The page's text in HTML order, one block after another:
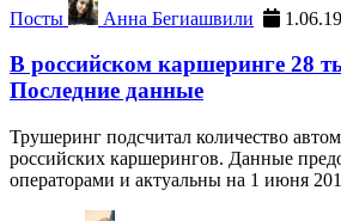
Посты
Анна Бегиашвили 1.06.19
В российском каршеринге 28
Последние данные
Трушеринг подсчитал количество
российских каршерингов. Данные
операторами и актуальны на 1 июня